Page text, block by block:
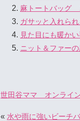
麻トートバッグ
ガサッと入れら
見た目にも暖か
ニット＆ファー
世田谷ママ オンライ
« 水や雨に強いビーチ